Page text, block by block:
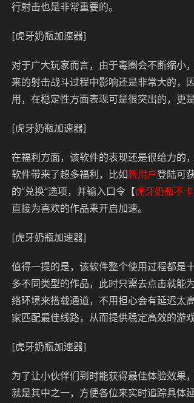
行射击也是非常重要的。
[虎牙奶瓶加速器]
对于广大玩家而言，由于毒圈会不断缩小
来的射击战斗过程中影响还是非常大的，
用，在稳定性方面表现可是很突出的，更
[虎牙奶瓶加速器]
在福利方面，该软件的表现还是很给力的
软件带来了超多福利，比如新用户登陆可
的“兑换”选项，并输入口令【虎牙奶瓶不
直接为喜欢的作品来开启加速。
[虎牙奶瓶加速器]
值得一提的是，该软件整个使用过程都是
多不同类型的作品，此时只需去点击就能
络环境来搭载通道，不用担心会有延迟太
家匹配最佳线路，从而提供稳定高效的游戏
[虎牙奶瓶加速器]
为了让小伙伴们到时能获得最佳体验效果
就是其中之一，方便各位来实时追踪具体